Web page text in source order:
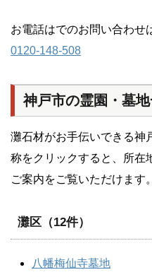
お電話はでのお問い合わせ
0120-148-508
神戸市の霊園・墓
灘石材がお手伝いできる神
称をクリックすると、所在
ご案内をご覧いただけます。
灘区（12件）
八幡梅仙寺墓地